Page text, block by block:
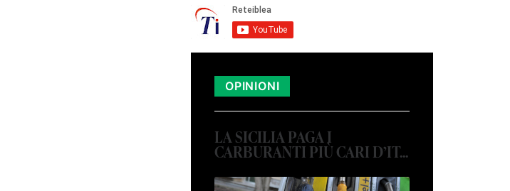
OPINIONI
LA SICILIA PAGA I
CARBURANTI PIÙ CARI D’IT...